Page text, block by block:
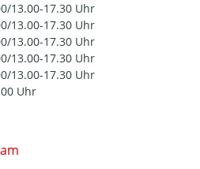
13.00-17.30 Uhr
13.00-17.30 Uhr
13.00-17.30 Uhr
13.00-17.30 Uhr
13.00-17.30 Uhr
Uhr